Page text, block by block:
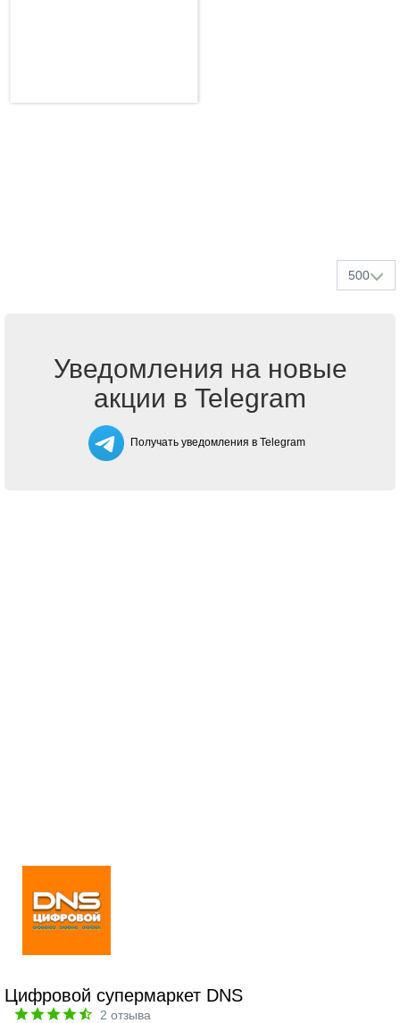
500
Уведомления на новые
акции в Telegram
Получать уведомления в Telegram
Цифровой супермаркет DNS
2 отзыва